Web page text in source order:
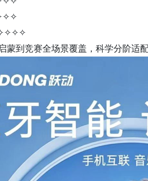
到竞赛全场景覆盖，科学分阶适